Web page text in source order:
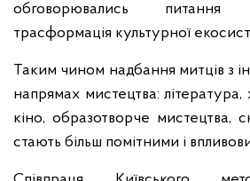
обговорювались питання
трасформація культурної
Таким чином надбання митців з
напрямах мистецтва: література,
кіно, образотворче мистецтва,
стають більш помітними і